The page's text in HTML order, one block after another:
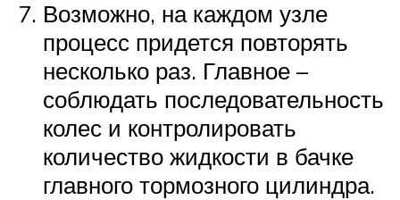
Возможно, на каждом узле
процесс придется повторять
несколько раз. Главное –
соблюдать последовательность
колес и контролировать
количество жидкости в бачке
главного тормозного цилиндра.